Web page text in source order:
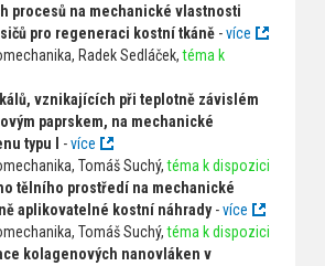
procesů na mechanické vlastnosti
pro regeneraci kostní tkáně-více
Radek Sedláček,téma k
vznikajících při teplotně závislém
paprskem, na mechanické
typu I
-více
Tomáš Suchý,téma k dispozici
tělního prostředí na mechanické
aplikovatelné kostní náhrady-více
Tomáš Suchý,téma k dispozici
kolagenových nanovláken v